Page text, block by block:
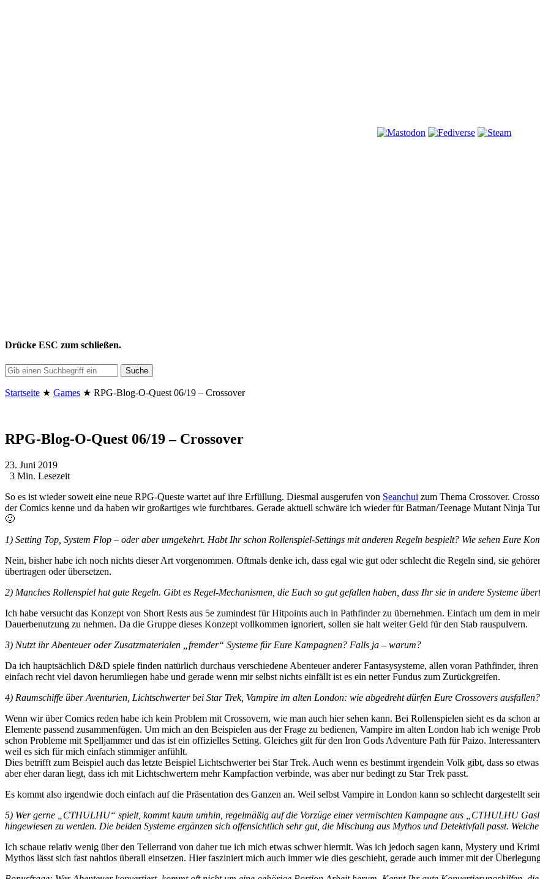
Drücke ESC zum schließen.
Suche
Startseite ★ Games ★ RPG-Blog-O-Quest 06/19 – Crossover
RPG-Blog-O-Quest 06/19 – Crossover
23. Juni 2019
3 Min. Lesezeit
So es ist wieder soweit eine neue RPG-Queste wartet auf ihre Erfüllung. Diesmal ausgerufen von Seanchui zum Thema Crossover.
der Comics kenne und da haben wir großartiges wie furchtbares. Gerade aktuell schwäre ich wieder für Batman/Teenage Mutant Ninja
🙂
1) Setting Top, System Flop – oder aber umgekehrt. Habt Ihr schon Rollenspiel-Settings mit anderen Regeln bespielt? Wie sehen Eure
Nein, bisher habe ich noch nichts dieser Art vorgenommen. Oftmals denke ich, dass egal wie gut oder schlecht die Regeln sind, sie
übertragen oder übersetzen.
2) Manches Rollenspiel hat gute Regeln. Gibt es Regel-Mechanismen, die Euch so gut gefallen haben, dass Ihr sie in andere Systeme
Ich habe versucht das Konzept von Short Rests aus 5e zumindest für Hitpoints auch in Pathfinder zu übernehmen. Einfach um dem in
Dauerbenutzung zu nehmen. Da die Gruppe dieses Konzept vollkommen ignoriert, sollen sie halt weiter Geld für den Stab rauspulvern.
3) Nutzt ihr Abenteuer oder Zusatzmaterialen „fremder“ Systeme für Eure Kampagnen? Falls ja – warum?
Da ich hauptsächlich D&D spiele finden natürlich durchaus verschiedene Abenteuer anderer Fantasysysteme, allen voran Pathfinder,
einfach recht viel davon herumliegen habe und gerade wenn mir selbst nichts einfällt ist es ein netter Fundus zum Zurückgreifen.
4) Raumschiffe über Aventurien, Lichtschwerter bei Star Trek, Vampire im alten London: wie abgedreht dürfen Eure Crossovers
Wenn wir über Comics reden habe ich kein Problem mit Crossovern, wie man auch hier sehen kann. Bei Rollenspielen sieht es da schon
Elemente passend zusammenfügen. Um mich an den Beispielen aus der Frage zu bedienen, Vampire im alten London hab ich wenige
schon Probleme mit Spelljammer und das ist ein offizielles Setting. Gleiches gilt für den Iron Gods Adventure Path für Paizo.
weil es sich für mich einfach stimmiger anfühlt.
Dies betrifft zum Beispiel auch das letzte Beispiel Lichtschwerter bei Star Trek. Auch wenn es bestimmt irgendein Volk gibt, dass so
aber eher daran liegt, dass ich mit Lichtschwertern mehr Kampfaction verbinde, was aber nur bedingt zu Star Trek passt.
Es kommt also irgendwie doch einfach auf die Präsentation des Ganzen an. Weil selbst Vampire in London kann so schlecht dargestellt
5) Wer gerne „CTHULHU“ spielt, kommt kaum umhin, regelmäßig auf die Vorzüge einer vermischten Kampagne aus „CTHULHU
hingewiesen zu werden. Die beiden Systeme ergänzen sich offensichtlich sehr gut, die Mischung aus Mythos und Detektivfall passt.
Ich schaue relativ wenig über den Tellerrand von daher tue ich mich etwas schwer hiermit. Was ich jedoch sagen kann, Mystery und
Mythos lässt sich fast nahtlos überall einsetzen. Hier fasziniert mich auch immer wie dies geschieht, gerade auch immer mit der